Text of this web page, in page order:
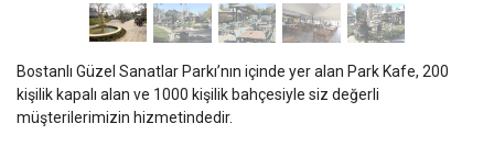
Bostanlı Güzel Sanatlar Parkı’nın içinde yer alan Park Kafe, 200
kişilik kapalı alan ve 1000 kişilik bahçesiyle siz değerli
müşterilerimizin hizmetindedir.